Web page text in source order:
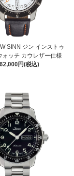
SINN ジン インストゥ
ォッチ カウレザー仕様
円(税込)